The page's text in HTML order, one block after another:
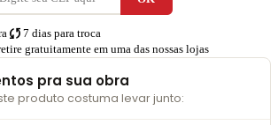
sync 7 dias para troca
gratuitamente em uma das nossas lojas
pra sua obra
produto costuma levar junto: